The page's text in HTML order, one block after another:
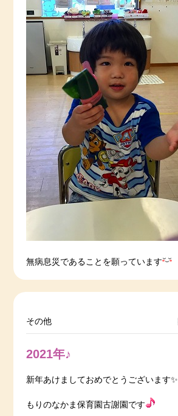
無病息災であることを願っています
その他
2021年♪
新年あけましておめでとうございます✨
もりのなかま保育園古謝園です